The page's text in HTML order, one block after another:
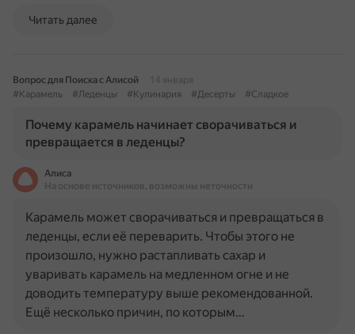
Читать далее
Вопрос для Поиска с Алисой
14 января
#Карамель
#Леденцы #Кулинария #Десерты #Сладкое
Почему карамель начинает сворачиваться и
превращается в леденцы?
Алиса
На основе источников, возможны неточности
Карамель может сворачиваться и превращаться в
леденцы, если её переварить. Чтобы этого не
произошло, нужно растапливать сахар и
уваривать карамель на медленном огне и не
доводить температуру выше рекомендованной.
Ещё несколько причин, по которым…